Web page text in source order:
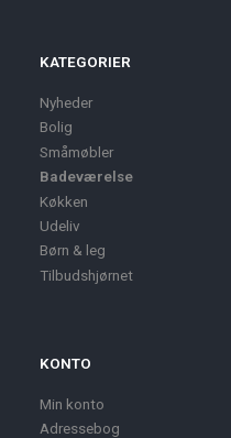
KATEGORIER
Nyheder
Bolig
Småmøbler
Badeværelse
Køkken
Udeliv
Børn & leg
Tilbudshjørnet
KONTO
Min konto
Adressebog